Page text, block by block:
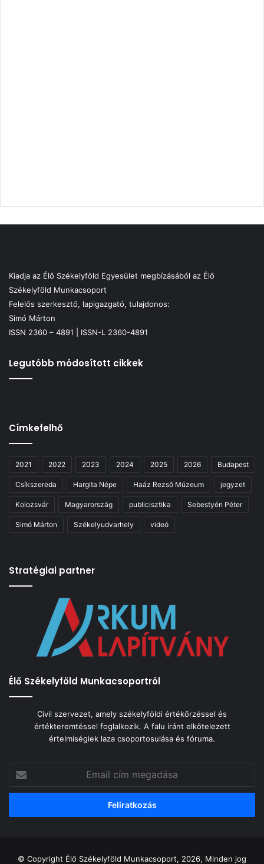
Kiadja az Élő Székelyföld Egyesület megbízásából az Élő
Székelyföld Munkacsoport
Felelős szerkesztő, lapigazgató, tulajdonos:
Simó Márton
ISSN 2360 – 4891 | ISSN-L 2360-4891
Legutóbb módosított cikkek
Címkefelhő
2021 2022 2023 2024 2025 2026 Budapest
Csíkszereda Hargita Népe Haáz Rezső Múzeum jegyzet
Kolozsvár Magyarország publicisztika Sebestyén Péter
Simó Márton Székelyudvarhely videó
Stratégiai partner
Élő Székelyföld Munkacsoportról
Civil szervezet, amely székelyföldi értékőrzéssel és
értékteremtéssel foglalkozik. A falu iránt elkötelezett
értelmiségiek laza csoportosulása és fóruma.
cím
megadása
© Copyright Élő Székelyföld Munkacsoport, 2026, Minden jog